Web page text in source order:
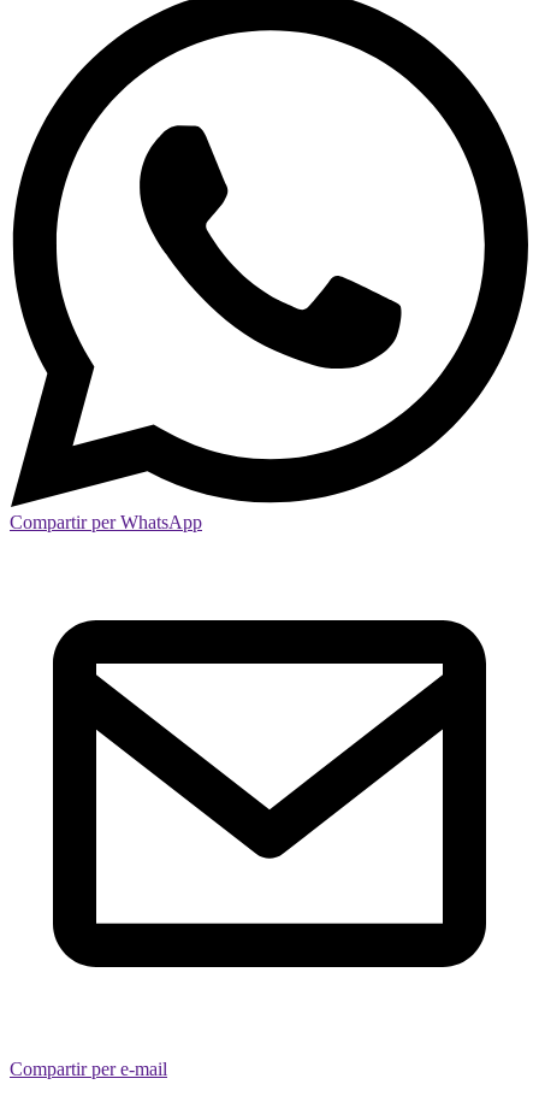
Compartir per WhatsApp
Compartir per e-mail